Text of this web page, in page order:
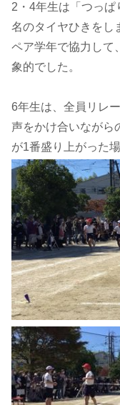
2・4年生は「つっぱ
名のタイヤひきをし
ペア学年で協力して
象的でした。
6年生は、全員リレ
声をかけ合いながら
が1番盛り上がった